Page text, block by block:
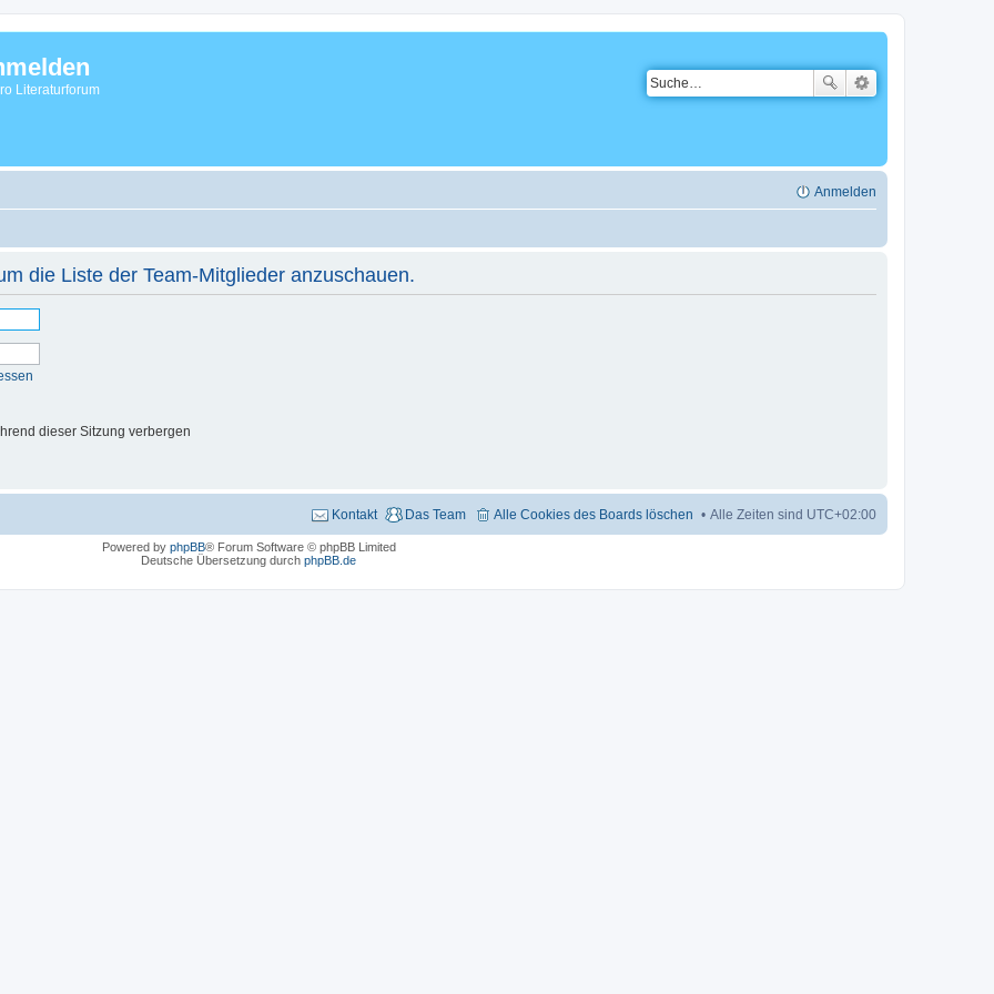
Literaturforum
Anmelden
die Liste der Team-Mitglieder anzuschauen.
dieser Sitzung verbergen
Alle Zeiten sind UTC+02:00
Alle Cookies des Boards löschen
Das Team
Kontakt
Powered by phpBB® Forum Software © phpBB Limited
Deutsche Übersetzung durch phpBB.de